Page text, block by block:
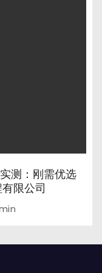
测：刚需优选
限公司